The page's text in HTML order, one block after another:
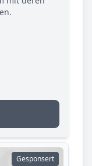
Gesponsert